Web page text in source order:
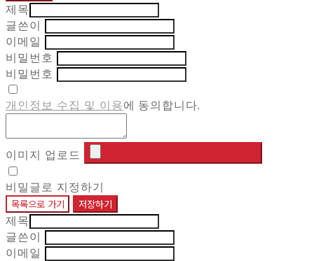
제목
글쓴이
이메일
비밀번호
비밀번호
개인정보 수집 및 이용에 동의합니다.
이미지 업로드
비밀글로 지정하기
목록으로 가기 저장하기
제목
글쓴이
이메일